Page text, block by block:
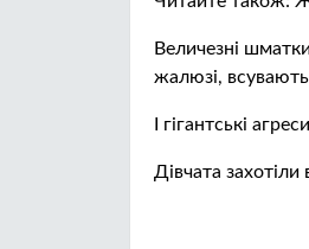
Величезні
жалюзі,
І гігантські
Дівчата